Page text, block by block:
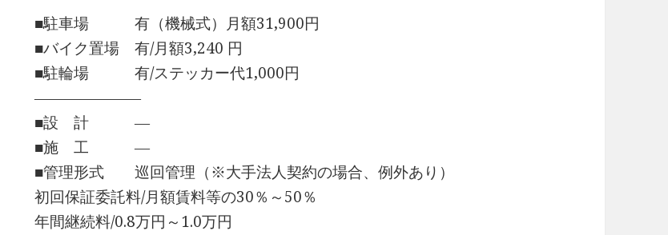
■駐車場 有（機械式）月額31,900円
■バイク置場 有/月額3,240 円
■駐輪場 有/ステッカー代1,000円
―――――――
■設 計 ―
■施 工 ―
■管理形式 巡回管理（※大手法人契約の場合、例外あり）
初回保証委託料/月額賃料等の30％～50％
年間継続料/0.8万円～1.0万円